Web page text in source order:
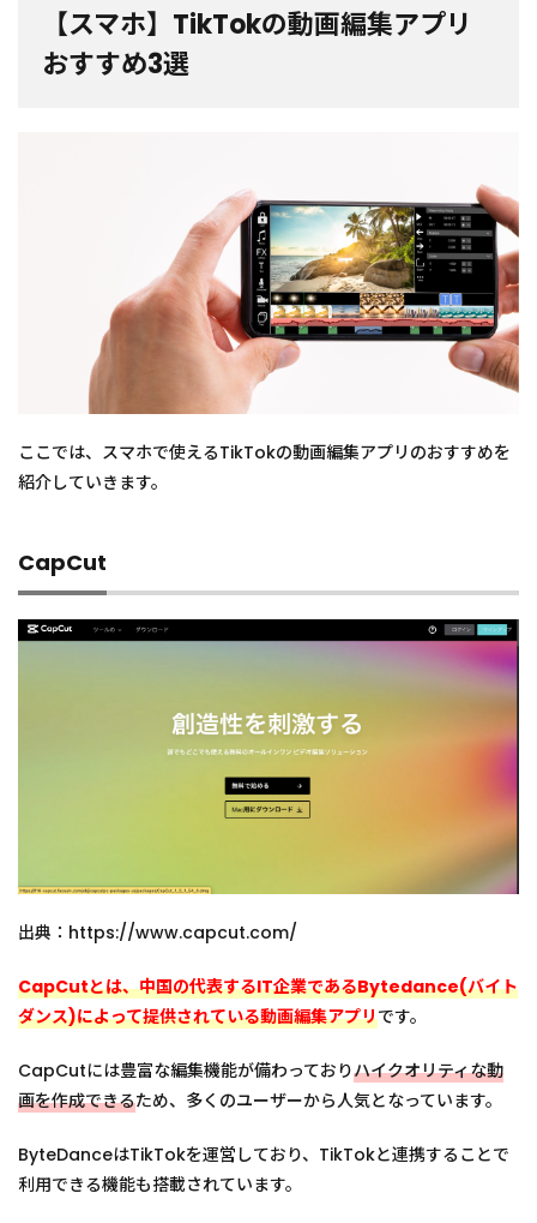
の動画
編集ア
プリお
すすめ
すすめ
3選
Essential
2.2
Pinnacle
Studio
る質問
3.1
TikTok
動画編
集アプ
る？
3.2
の流行
りの動
画の作
【スマホ】TikTokの動画編集アプリ
おすすめ3選
ここでは、スマホで使えるTikTokの動画編集アプリのおすすめを
紹介していきます。
CapCut
出典：https://www.capcut.com/
CapCutとは、中国の代表するIT企業であるBytedance(バイト
ダンス)によって提供されている動画編集アプリです。
CapCutには豊富な編集機能が備わっておりハイクオリティな動
画を作成できるため、多くのユーザーから人気となっています。
ByteDanceはTikTokを運営しており、TikTokと連携することで
利用できる機能も搭載されています。